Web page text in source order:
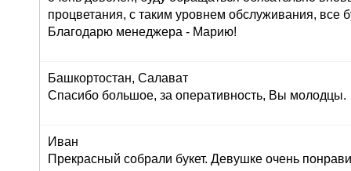
процветания, с таким уровнем обслуживания, все
Благодарю менеджера - Марию!
Башкортостан, Салават
Спасибо большое, за оперативность, Вы молодцы.
Иван
Прекрасный собрали букет. Девушке очень